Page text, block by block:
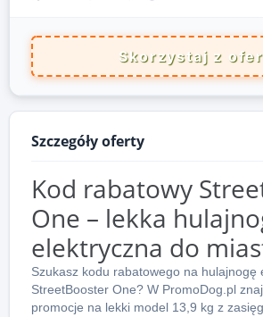
Skorzystaj z
Szczegóły oferty
Kod rabatowy
One – lekka
elektryczna do
Szukasz kodu rabatowego na hulajnogę
StreetBooster One? W PromoDog.pl
promocje na lekki model 13,9 kg z